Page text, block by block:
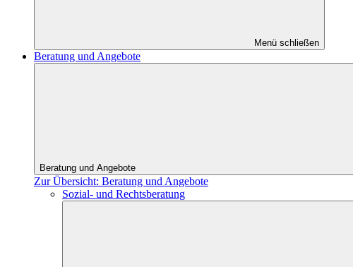
Menü schließen
Beratung und Angebote
Beratung und Angebote
Zur Übersicht: Beratung und Angebote
Sozial- und Rechtsberatung